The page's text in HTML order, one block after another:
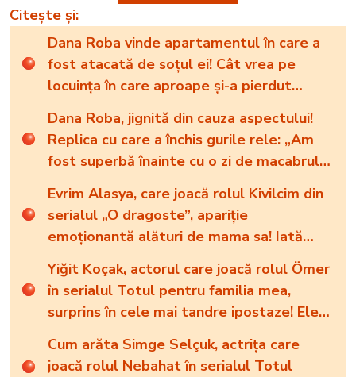
Citește și:
Dana Roba vinde apartamentul în care a
fost atacată de soțul ei! Cât vrea pe
locuința în care aproape și-a pierdut
Dana Roba, jignită din cauza aspectului!
Replica cu care a închis gurile rele: „Am
fost superbă înainte cu o zi de macabrul
Evrim Alasya, care joacă rolul Kivilcim din
serialul „O dragoste”, apariție
emoționantă alături de mama sa! Iată
cum arată cea mai importantă persoană
din viața renumitei actrițe
Yiğit Koçak, actorul care joacă rolul Ömer
în serialul Totul pentru familia mea,
surprins în cele mai tandre ipostaze! Ele
sunt marile sale iubiri
Cum arăta Simge Selçuk, actrița care
joacă rolul Nebahat în serialul Totul